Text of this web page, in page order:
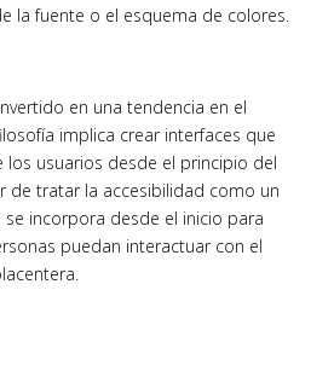
la fuente o el esquema de colores.
en una tendencia en el
implica crear interfaces que
los usuarios desde el principio del
de tratar la accesibilidad como un
incorpora desde el inicio para
puedan interactuar con el